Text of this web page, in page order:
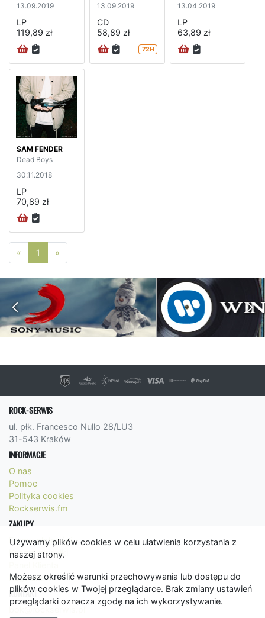
Używamy plików cookies w celu ułatwienia korzystania z
naszej strony.
Możesz określić warunki przechowywania lub dostępu do
plików cookies w Twojej przeglądarce. Brak zmiany ustawień
przeglądarki oznacza zgodę na ich wykorzystywanie.
13.09.2019
LP
119,89 zł
13.09.2019
CD
58,89 zł
72H
13.04.2019
LP
63,89 zł
SAM FENDER
Dead Boys
30.11.2018
LP
70,89 zł
« Poprzednia strona
1 »
ROCK-SERWIS
ul. płk. Francesco Nullo 28/LU3
31-543 Kraków
INFORMACJE
O nas
Pomoc
Polityka cookies
Rockserwis.fm
ZAKUPY
Formy płatności
Koszty wysyłki
Regulamin
KONTAKT
bok@rockserwis.pl